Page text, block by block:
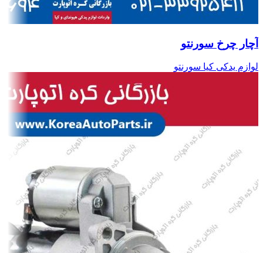
آچار چرخ سورنتو
لوازم یدکی کیا سورنتو